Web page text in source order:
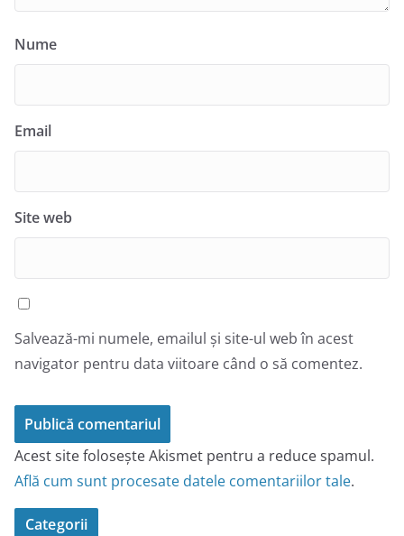
Nume
Email
Site web
Salvează-mi numele, emailul și site-ul web în acest
navigator pentru data viitoare când o să comentez.
Acest site folosește Akismet pentru a reduce spamul.
Află cum sunt procesate datele comentariilor tale.
Categorii